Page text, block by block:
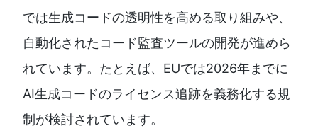
では生成コードの透明性を高める取り組みや、
自動化されたコード監査ツールの開発が進めら
れています。たとえば、EUでは2026年までに
AI生成コードのライセンス追跡を義務化する規
制が検討されています。